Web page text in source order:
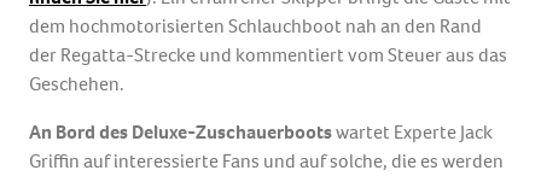
dem hochmotorisierten Schlauchboot nah an den Rand
der Regatta-Strecke und kommentiert vom Steuer aus das
Geschehen.
An Bord des Deluxe-Zuschauerbootswartet Experte Jack
Griffin auf interessierte Fans und auf solche, die es werden